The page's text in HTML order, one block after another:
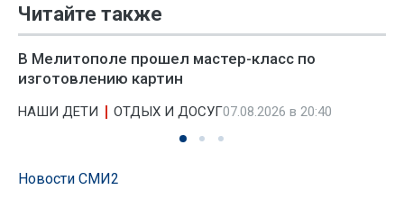
Читайте также
В Мелитополе прошел мастер-класс по
изготовлению картин
НАШИ ДЕТИ ОТДЫХ И ДОСУГ07.08.2026 в 20:40
Новости СМИ2